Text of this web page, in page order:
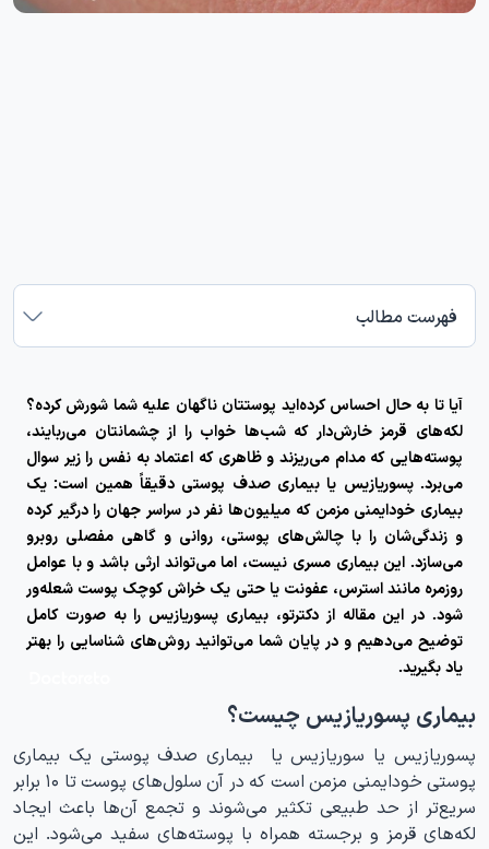
فهرست مطالب
آیا تا به حال احساس کرده‌اید پوستتان ناگهان علیه شما شورش کرده؟
لکه‌های قرمز خارش‌دار که شب‌ها خواب را از چشمانتان می‌ربایند،
پوسته‌هایی که مدام می‌ریزند و ظاهری که اعتماد به نفس را زیر سوال
می‌برد.پسوریازیس یا بیماری صدف پوستی دقیقاً همین است: یک
بیماری خودایمنی مزمن که میلیون‌ها نفر در سراسر جهان را درگیر کرده
و زندگی‌شان را با چالش‌های پوستی، روانی و گاهی مفصلی روبرو
می‌سازد. این بیماری مسری نیست، اما می‌تواند ارثی باشد و با عوامل
روزمره مانند استرس، عفونت یا حتی یک خراش کوچک پوست شعله‌ور
شود. در این مقاله از دکترتو، بیماری پسوریازیس را به صورت کامل
توضیح می‌دهیم و در پایان شما می‌توانید روش‌های شناسایی را بهتر
یاد بگیرید.
بیماری پسوریازیس چیست؟
پسوریازیس یا سوریازیس یا بیماری صدف پوستی یک بیماری
پوستی خودایمنی مزمن است که در آن سلول‌های پوست تا ۱۰ برابر
سریع‌تر از حد طبیعی تکثیر می‌شوند و تجمع آن‌ها باعث ایجاد
لکه‌های قرمز و برجسته همراه با پوسته‌های سفید می‌شود. این